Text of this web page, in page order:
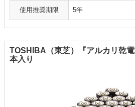
使用推奨期限 5年
TOSHIBA（東芝）『アルカリ乾
本入り